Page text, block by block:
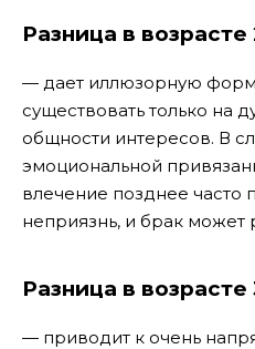
Разница в возрасте
— дает иллюзорную
существовать только на
общности интересов. В
эмоциональной
влечение позднее часто
неприязнь, и брак может
Разница в возрасте
— приводит к очень